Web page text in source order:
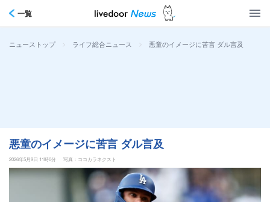
一覧
ニューストップ > ライフ総合ニュース > 悪童のイメージに苦言 ダル言及
悪童のイメージに苦言 ダル言及
2026年5月9日 11時0分 写真：ココカラネクスト